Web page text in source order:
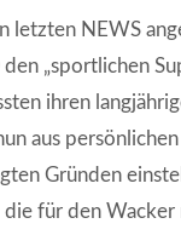
letzten NEWS
„sportlichen
ihren
aus persönlichen
Gründen
die für den